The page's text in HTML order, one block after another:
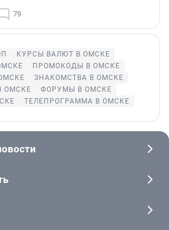
79
КУРСЫ ВАЛЮТ В ОМСКЕ
ПРОМОКОДЫ В ОМСКЕ
ЗНАКОМСТВА В ОМСКЕ
ОМСКЕ
ФОРУМЫ В ОМСКЕ
ТЕЛЕПРОГРАММА В ОМСКЕ